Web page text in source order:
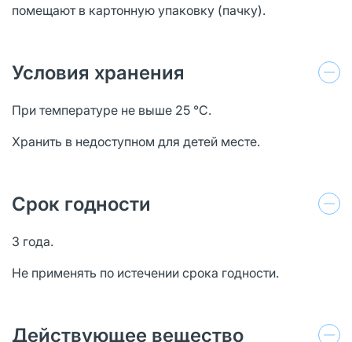
помещают в картонную упаковку (пачку).
Условия хранения
При температуре не выше 25 °С.
Хранить в недоступном для детей месте.
Срок годности
3 года.
Не применять по истечении срока годности.
Действующее вещество